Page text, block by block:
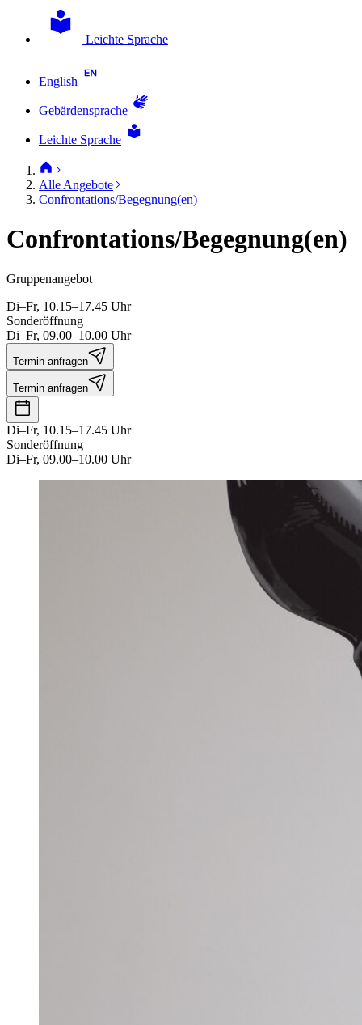
Leichte Sprache
English
Gebärdensprache
Leichte Sprache
Alle Angebote
Confrontations/Begegnung(en)
Confrontations/Begegnung(en)
Gruppenangebot
Di–Fr, 10.15–17.45 Uhr
Sonderöffnung
Di–Fr, 09.00–10.00 Uhr
Termin anfragen
Termin anfragen
Di–Fr, 10.15–17.45 Uhr
Sonderöffnung
Di–Fr, 09.00–10.00 Uhr